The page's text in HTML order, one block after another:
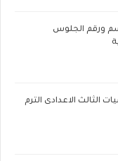
العامة 2026 بالاسم ورقم الجلوس
الثالث الاعدادى الترم